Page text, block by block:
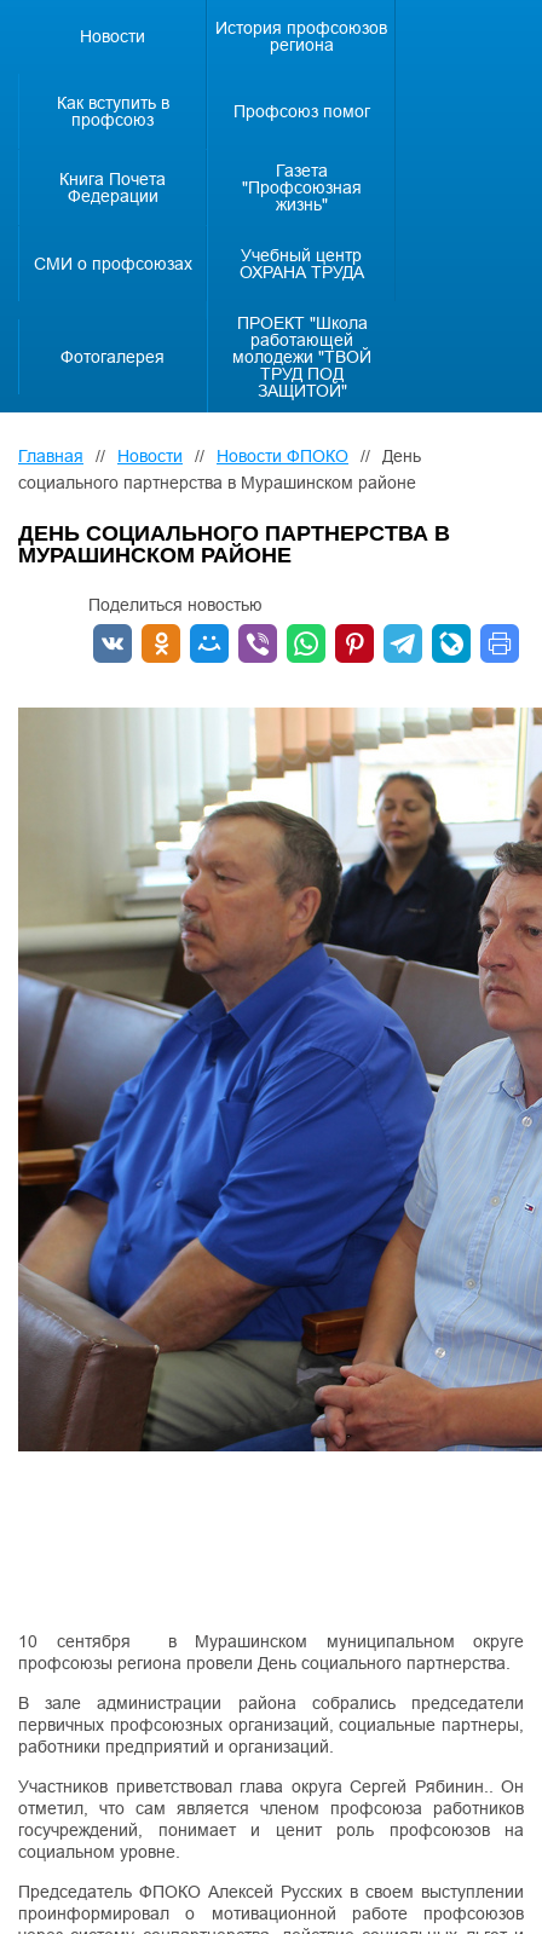
Новости
История профсоюзов
региона
Как вступить в
профсоюз
Профсоюз помог
Книга Почета
Федерации
Газета
"Профсоюзная
жизнь"
СМИ о профсоюзах
Учебный центр
ОХРАНА ТРУДА
Фотогалерея
ПРОЕКТ "Школа
работающей
молодежи "ТВОЙ
ТРУД ПОД
ЗАЩИТОЙ"
Главная // Новости // Новости ФПОКО //
День
социального партнерства в Мурашинском районе
ДЕНЬ СОЦИАЛЬНОГО ПАРТНЕРСТВА В
МУРАШИНСКОМ РАЙОНЕ
Поделиться новостью
10 сентября в Мурашинском муниципальном округе
профсоюзы региона провели День социального партнерства.
В зале администрации района собрались председатели
первичных профсоюзных организаций, социальные партнеры,
работники предприятий и организаций.
Участников приветствовал глава округа Сергей Рябинин.. Он
отметил, что сам является членом профсоюза работников
госучреждений, понимает и ценит роль профсоюзов на
социальном уровне.
Председатель ФПОКО Алексей Русских в своем выступлении
проинформировал о мотивационной работе профсоюзов